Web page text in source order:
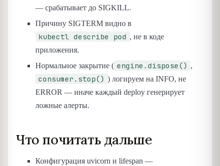
— срабатывает до SIGKILL.
Причину SIGTERM видно в
kubectl describe pod , не в коде
приложения.
Нормальное закрытие ( engine.dispose() ,
consumer.stop() ) логируем на INFO, не
ERROR — иначе каждый deploy генерирует
ложные алерты.
Что почитать дальше
Конфигурация uvicorn и lifespan —